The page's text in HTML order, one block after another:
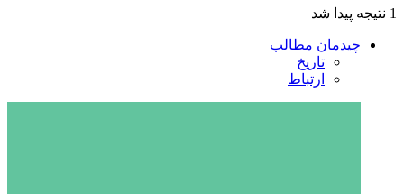
1 نتیجه پیدا شد
چیدمان مطالب
تاریخ
ارتباط